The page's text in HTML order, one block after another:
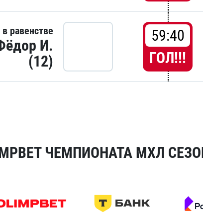
в равенстве
И.
(12)
59:40
ГОЛ!!!
ЧЕМПИОНАТА МХЛ